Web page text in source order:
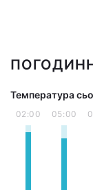
Температура
02:00 05:00